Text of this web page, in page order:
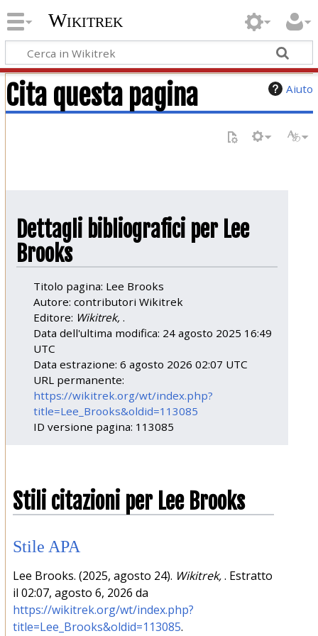
Wikitrek
Aiuto
Cita questa pagina
Dettagli bibliografici per Lee
Brooks
Titolo pagina: Lee Brooks
Autore: contributori Wikitrek
Editore: Wikitrek,.
Data dell'ultima modifica: 24 agosto 2025 16:49
UTC
Data estrazione: 6 agosto 2026 02:07 UTC
URL permanente:
https://wikitrek.org/wt/index.php?
title=Lee_Brooks&oldid=113085
ID versione pagina: 113085
Stili citazioni per Lee Brooks
Stile APA
Lee Brooks. (2025, agosto 24). Wikitrek,. Estratto
il 02:07, agosto 6, 2026 da
https://wikitrek.org/wt/index.php?
title=Lee_Brooks&oldid=113085.